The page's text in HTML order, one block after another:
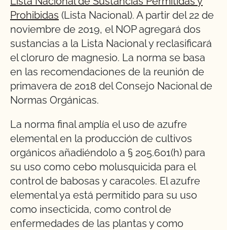
Prohibidas (Lista Nacional). A partir del 22 de
noviembre de 2019, el NOP agregará dos
sustancias a la Lista Nacional y reclasificará
el cloruro de magnesio. La norma se basa
en las recomendaciones de la reunión de
primavera de 2018 del Consejo Nacional de
Normas Orgánicas.
La norma final amplía el uso de azufre
elemental en la producción de cultivos
orgánicos añadiéndolo a § 205.601(h) para
su uso como cebo molusquicida para el
control de babosas y caracoles. El azufre
elemental ya está permitido para su uso
como insecticida, como control de
enfermedades de las plantas y como